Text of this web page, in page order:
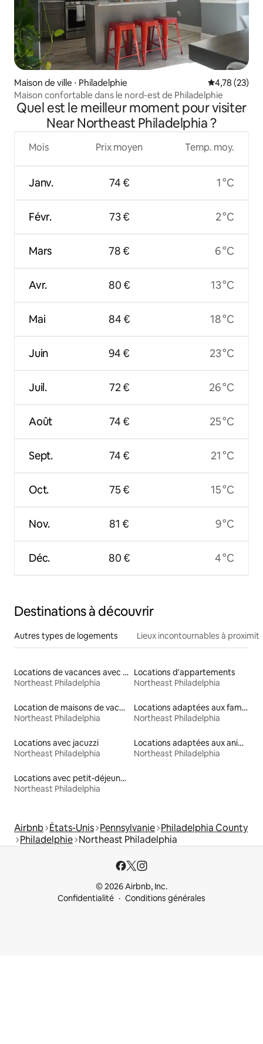
Maison de ville ⋅ Philadelphie Évaluation
4,78 (23)
Maison confortable dans le nord-est de Philadelphie
Quel est le meilleur moment pour visiter
Near Northeast Philadelphia ?
Mois
Janv.
Févr.
Mars
Avr.
Mai
Juin
Juil.
Août
Sept.
Oct.
Nov.
Déc.
Prix moyen
74 €
73 €
78 €
80 €
84 €
94 €
72 €
74 €
74 €
75 €
81 €
80 €
Temp. moy.
1 °C
2 °C
6 °C
13 °C
18 °C
23 °C
26 °C
25 °C
21 °C
15 °C
9 °C
4 °C
Destinations à découvrir
Autres types de logements Lieux incontournables à
Locations de vacances avec piscine
Northeast Philadelphia
Locations d'appartements
Northeast Philadelphia
Location de maisons de vacances
Northeast Philadelphia
Locations adaptées aux familles
Northeast Philadelphia
Locations avec jacuzzi
Northeast Philadelphia
Locations adaptées aux animaux
Northeast Philadelphia
Locations avec petit-déjeuner
Northeast Philadelphia
Airbnb États-Unis Pennsylvanie Philadelphia County
Philadelphie Northeast Philadelphia
© 2026 Airbnb, Inc.
Confidentialité
Conditions générales